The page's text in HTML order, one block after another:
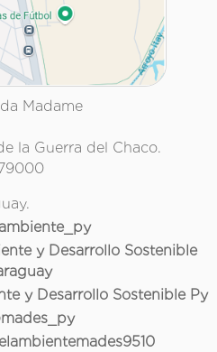
Madame
la Guerra del Chaco.
y Desarrollo Sostenible
y Desarrollo Sostenible Py